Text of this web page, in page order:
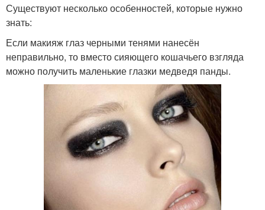
Существуют несколько особенностей, которые нужно
знать:
Если макияж глаз черными тенями нанесён
неправильно, то вместо сияющего кошачьего взгляда
можно получить маленькие глазки медведя панды.